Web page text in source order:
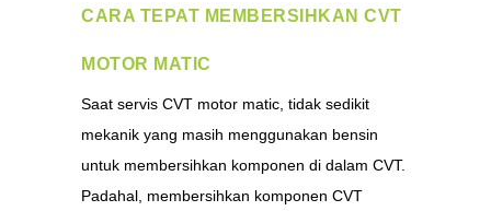
CARA TEPAT MEMBERSIHKAN CVT
MOTOR MATIC
Saat servis CVT motor matic, tidak sedikit
mekanik yang masih menggunakan bensin
untuk membersihkan komponen di dalam CVT.
Padahal, membersihkan komponen CVT